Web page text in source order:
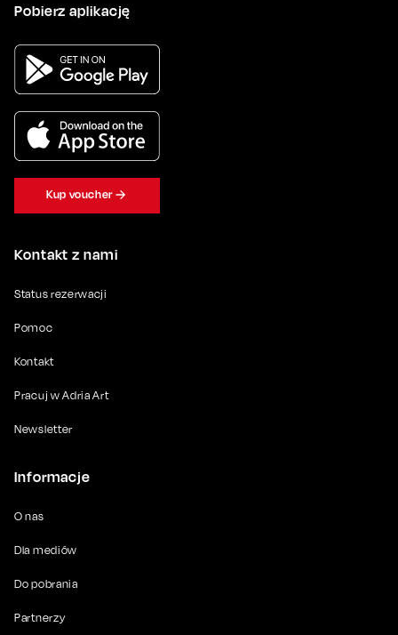
Kontakt z nami
Status rezerwacji
Pomoc
Kontakt
Pracuj w Adria Art
Newsletter
Informacje
O nas
Dla mediów
Do pobrania
Partnerzy
Pobierz aplikację
Kup voucher